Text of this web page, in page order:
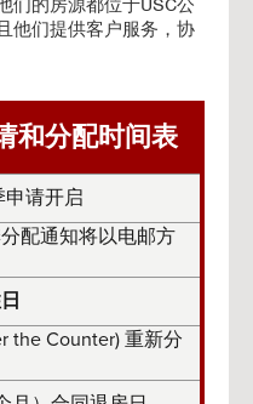
们的房源都位于USC公
他们提供客户服务，协
和分配时间表
请开启
配通知将以电邮方
the Counter) 重新分